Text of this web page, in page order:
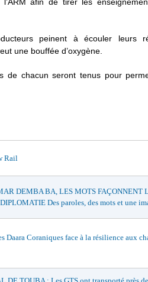
peinent à écouler leurs
une bouffée d’oxygène.
de chacun seront tenus pour
Rail
DEMBA BA, LES MOTS FAÇONNENT
Des paroles, des mots et une
Daara Coraniques face à la résilience aux